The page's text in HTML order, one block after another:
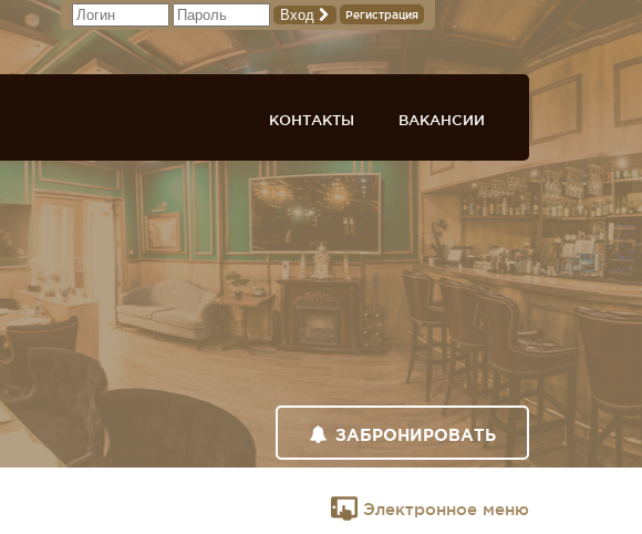
Вход Регистрация
ВАКАНСИИ
КОНТАКТЫ
ЗАБРОНИРОВАТЬ
Электронное меню